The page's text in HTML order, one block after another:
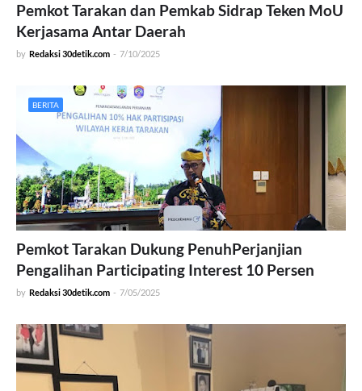
Pemkot Tarakan dan Pemkab Sidrap Teken MoU
Kerjasama Antar Daerah
by Redaksi 30detik.com - 7/10/2025
BERITA
Pemkot Tarakan Dukung PenuhPerjanjian
Pengalihan Participating Interest 10 Persen
by Redaksi 30detik.com - 7/05/2025